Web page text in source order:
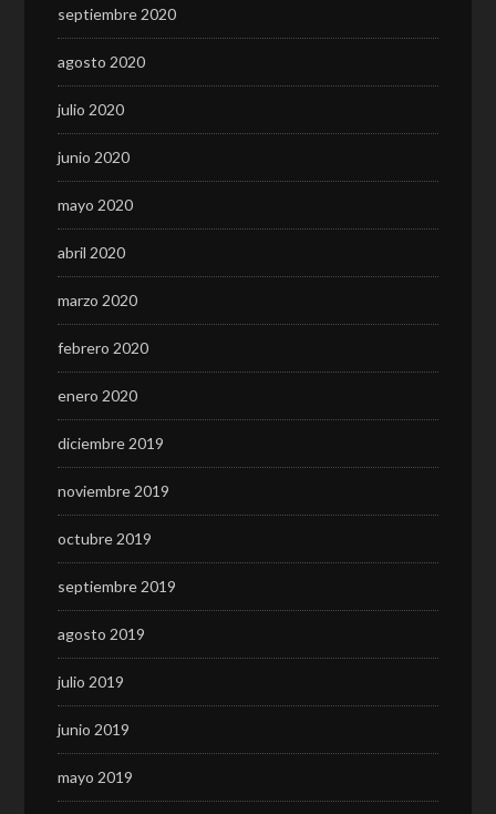
septiembre 2020
agosto 2020
julio 2020
junio 2020
mayo 2020
abril 2020
marzo 2020
febrero 2020
enero 2020
diciembre 2019
noviembre 2019
octubre 2019
septiembre 2019
agosto 2019
julio 2019
junio 2019
mayo 2019